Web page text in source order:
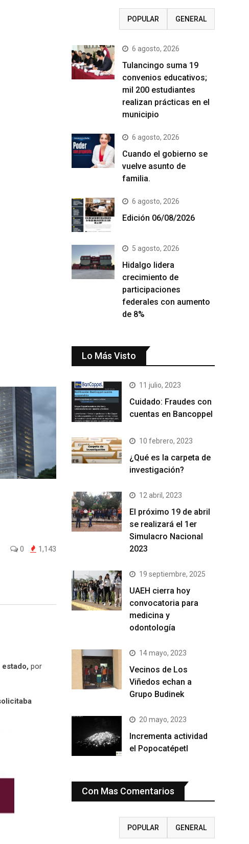
0 1,143
por
POPULAR GENERAL
6 agosto, 2026
Tulancingo suma 19
convenios educativos;
mil 200 estudiantes
realizan prácticas en el
municipio
6 agosto, 2026
Cuando el gobierno se
vuelve asunto de
familia.
6 agosto, 2026
Edición 06/08/2026
5 agosto, 2026
Hidalgo lidera
crecimiento de
participaciones
federales con aumento
de 8%
Lo Más Visto
11 julio, 2023
Cuidado: Fraudes con
cuentas en Bancoppel
10 febrero, 2023
¿Qué es la carpeta de
investigación?
12 abril, 2023
El próximo 19 de abril
se realizará el 1er
Simulacro Nacional
2023
19 septiembre, 2025
UAEH cierra hoy
convocatoria para
medicina y
odontología
14 mayo, 2023
Vecinos de Los
Viñedos echan a
Grupo Budinek
20 mayo, 2023
Incrementa actividad
el Popocatépetl
Con Mas Comentarios
POPULAR GENERAL